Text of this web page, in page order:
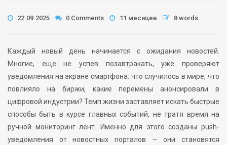
22.09.2025 0 Comments 11 месяцев 8 words
Каждый новый день начинается с ожидания новостей.
Многие, еще не успев позавтракать, уже проверяют
уведомления на экране смартфона: что случилось в мире, что
повлияло на биржи, какие перемены анонсировали в
цифровой индустрии? Темп жизни заставляет искать быстрые
способы быть в курсе главных событий, не тратя время на
ручной мониторинг лент. Именно для этого созданы push-
уведомления от новостных порталов — они становятся